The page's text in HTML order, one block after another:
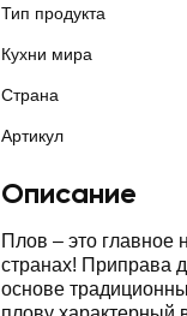
Тип продукта
Кухни мира
Страна
Артикул
Описание
Плов – это главное
странах! Приправа
основе